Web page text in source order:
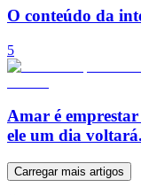
O conteúdo da
5
Amar é
ele um dia voltará.
Carregar mais artigos